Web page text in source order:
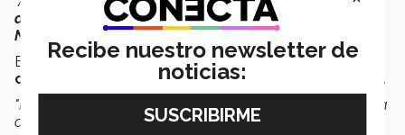
dentro de Santanderpara poder fungir como
Network Engineer.
Externó también que le gustaría obtener una
certificación
Cisco, en el área de
.
"Me gustaría también llevar unacertificación en Cisco
, la
cual tengo muchísimas ganas de tener",
Recibe nuestro newsletter de
noticias: